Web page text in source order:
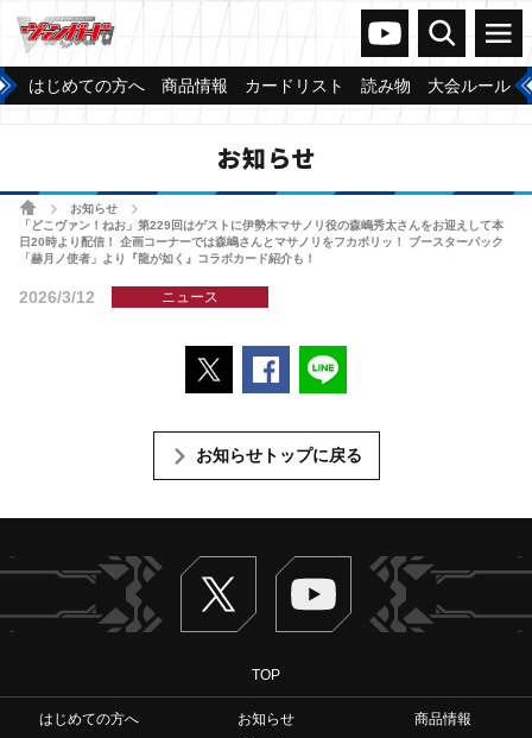
ヴァンガードch
検索 メニュー
はじめての方へ 商品情報 カードリスト 読み物 大会ルール
お知らせ
ホームお知らせ
「どこヴァン！ねお」第229回はゲストに伊勢木マサノリ役の森嶋秀太さんをお迎えして本
日20時より配信！ 企画コーナーでは森嶋さんとマサノリをフカボリッ！ ブースターパック
「赫月ノ使者」より『龍が如く』コラボカード紹介も！
2026/3/12 ニュース
ポストするFacebookでシェアする
お知らせトップに戻る
Twitter ヴァンガードch
TOP
はじめての方へ お知らせ
商品情報